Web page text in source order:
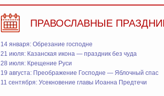
ПРАВОСЛАВНЫЕ
14 января: Обрезание господне
21 июля: Казанская икона — праздник без чуда
28 июля: Крещение Руси
19 августа: Преображение Господне — Яблочный спас
11 сентября: Усекновение главы Иоанна Предтечи